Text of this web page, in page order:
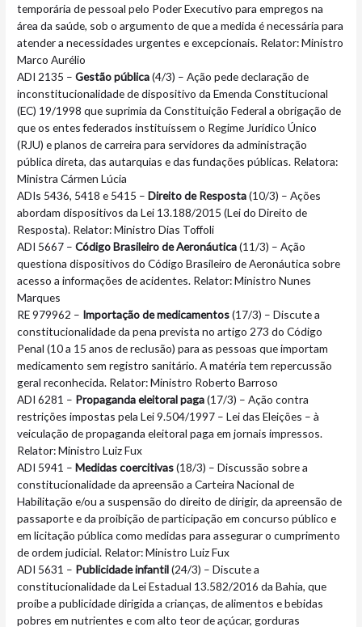
temporária de pessoal pelo Poder Executivo para empregos na
área da saúde, sob o argumento de que a medida é necessária para
atender a necessidades urgentes e excepcionais. Relator: Ministro
Marco Aurélio
ADI 2135 –Gestão pública(4/3) – Ação pede declaração de
inconstitucionalidade de dispositivo da Emenda Constitucional
(EC) 19/1998 que suprimia da Constituição Federal a obrigação de
que os entes federados instituíssem o Regime Jurídico Único
(RJU) e planos de carreira para servidores da administração
pública direta, das autarquias e das fundações públicas. Relatora:
Ministra Cármen Lúcia
ADIs 5436, 5418 e 5415 –Direito de Resposta(10/3) – Ações
abordam dispositivos da Lei 13.188/2015 (Lei do Direito de
Resposta). Relator: Ministro Dias Toffoli
ADI 5667 –Código Brasileiro de Aeronáutica(11/3) – Ação
questiona dispositivos do Código Brasileiro de Aeronáutica sobre
acesso a informações de acidentes. Relator: Ministro Nunes
Marques
RE 979962 – Importação de medicamentos(17/3) – Discute a
constitucionalidade da pena prevista no artigo 273 do Código
Penal (10 a 15 anos de reclusão) para as pessoas que importam
medicamento sem registro sanitário. A matéria tem repercussão
geral reconhecida. Relator: Ministro Roberto Barroso
ADI 6281 – Propaganda eleitoral paga(17/3) – Ação contra
restrições impostas pela Lei 9.504/1997 – Lei das Eleições – à
veiculação de propaganda eleitoral paga em jornais impressos.
Relator: Ministro Luiz Fux
ADI 5941 –Medidas coercitivas(18/3) – Discussão sobre a
constitucionalidade da apreensão a Carteira Nacional de
Habilitação e/ou a suspensão do direito de dirigir, da apreensão de
passaporte e da proibição de participação em concurso público e
em licitação pública como medidas para assegurar o cumprimento
de ordem judicial. Relator: Ministro Luiz Fux
ADI 5631 – Publicidade infantil(24/3) – Discute a
constitucionalidade da Lei Estadual 13.582/2016 da Bahia, que
proíbe a publicidade dirigida a crianças, de alimentos e bebidas
pobres em nutrientes e com alto teor de açúcar, gorduras